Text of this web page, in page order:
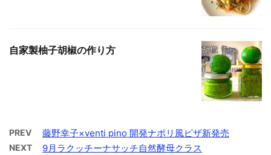
自家製柚子胡椒の作り方
PREV 藤野幸子×venti pino 開発ナポリ風ピザ新発売
NEXT 9月ラクッチーナサッチ自然酵母クラス